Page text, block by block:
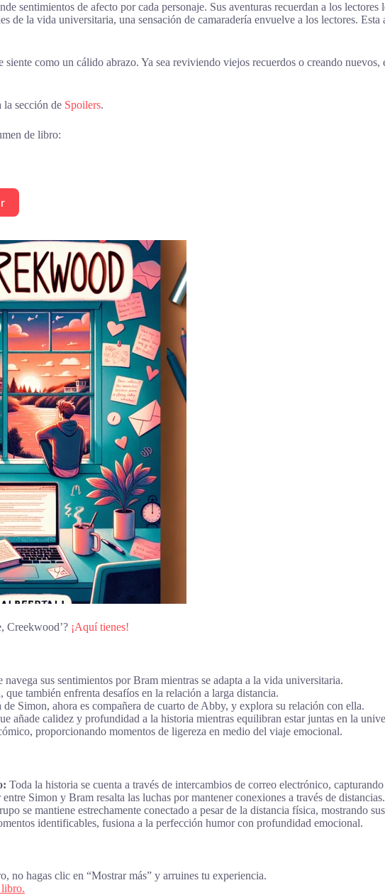
sentimientos de afecto por cada personaje. Sus aventuras recuerdan a los
de la vida universitaria, una sensación de camaradería envuelve a los lectores.
como un cálido abrazo. Ya sea reviviendo viejos recuerdos o creando
la sección de Spoilers.
de libro:
Creekwood’? ¡Aquí tienes!
navega sus sentimientos por Bram mientras se adapta a la vida universitaria.
también enfrenta desafíos en la relación a larga distancia.
de Simon, ahora es compañera de cuarto de Abby, y explora su relación con ella.
añade calidez y profundidad a la historia mientras equilibran estar juntas en la
proporcionando momentos de ligereza en medio del viaje emocional.
Toda la historia se cuenta a través de intercambios de correo electrónico,
Simon y Bram resalta las luchas por mantener conexiones a través de distancias.
se mantiene estrechamente conectado a pesar de la distancia física, mostrando
identificables, fusiona a la perfección humor con profundidad emocional.
no hagas clic en “Mostrar más” y arruines tu experiencia.
libro.